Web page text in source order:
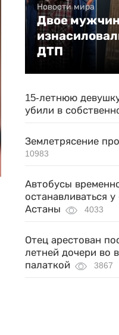
Новости мира
Двое
ДТП
15-летнюю
убили в
Землетрясение
10983
Автобусы
останавливаться
Астаны
4033
Отец арестован
летней дочери во
палаткой
3867